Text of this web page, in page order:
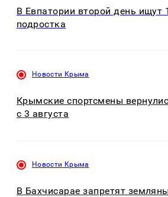
В Евпатории второй день ищут
подростка
Новости Крыма
Крымские спортсмены
с 3 августа
Новости Крыма
В Бахчисарае запретят